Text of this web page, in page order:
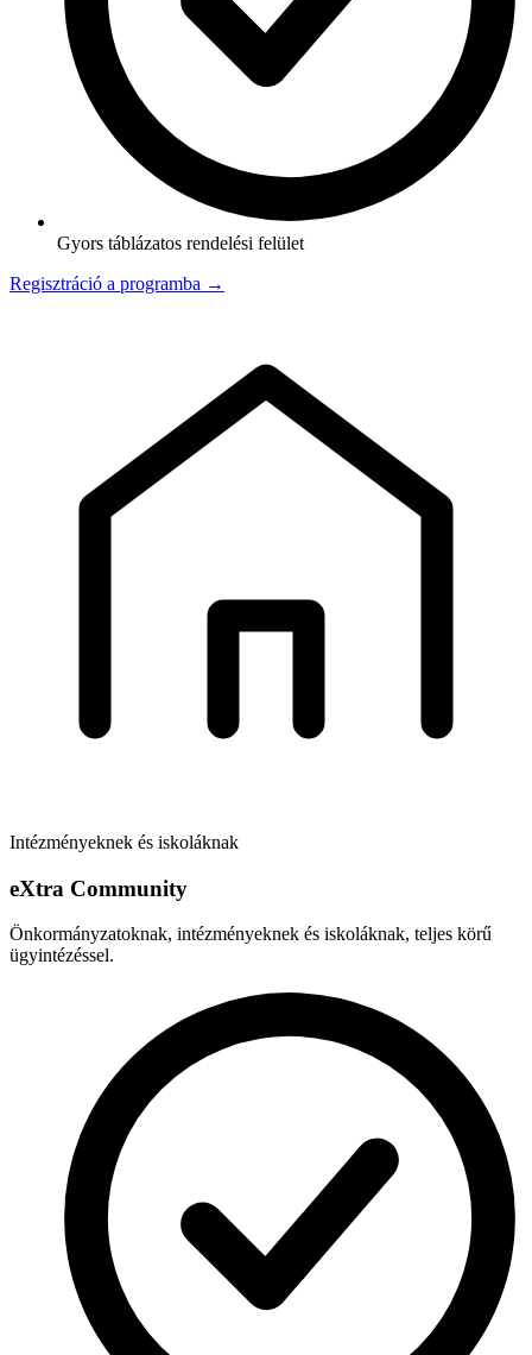
Gyors táblázatos rendelési felület
Regisztráció a programba →
Intézményeknek és iskoláknak
eXtra Community
Önkormányzatoknak, intézményeknek és iskoláknak, teljes körű
ügyintézéssel.